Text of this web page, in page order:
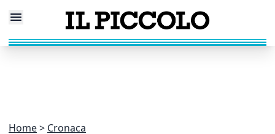
Home Cronaca